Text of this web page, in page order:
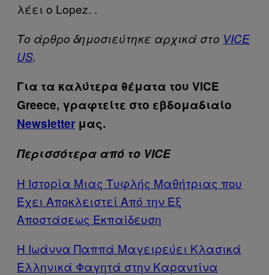
λέει ο Lopez. .
Tο άρθρο δημοσιεύτηκε αρχικά στο VICE
US.
Για τα καλύτερα θέματα του VICE
Greece, γραφτείτε στο εβδομαδιαίο
Newsletter μας.
Περισσότερα από το VICE
Η Ιστορία Μιας Τυφλής Μαθήτριας που
Έχει Αποκλειστεί Από την Εξ
Αποστάσεως Εκπαίδευση
Η Ιωάννα Παππά Μαγειρεύει Κλασικά
Ελληνικά Φαγητά στην Καραντίνα